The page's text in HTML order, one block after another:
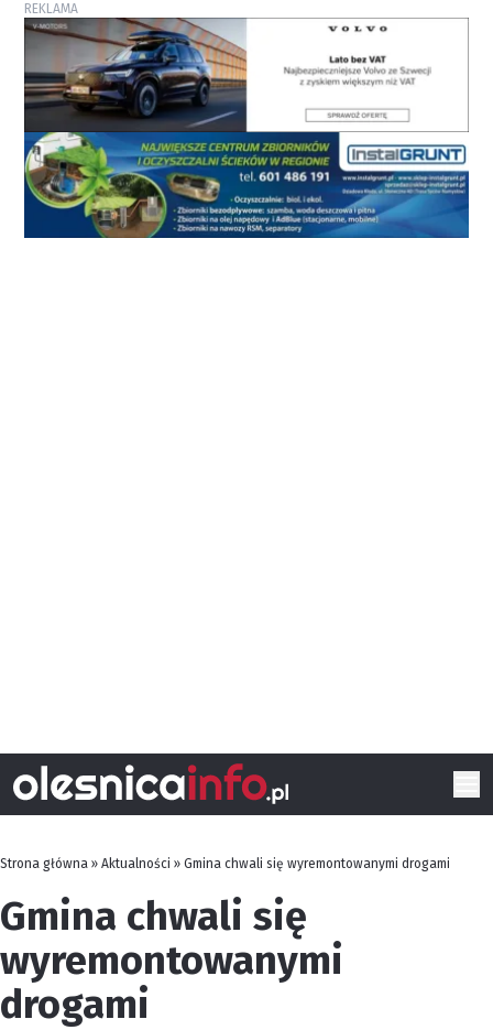
REKLAMA
Strona główna » Aktualności » Gmina chwali się wyremontowanymi drogami
Gmina chwali się
wyremontowanymi
drogami